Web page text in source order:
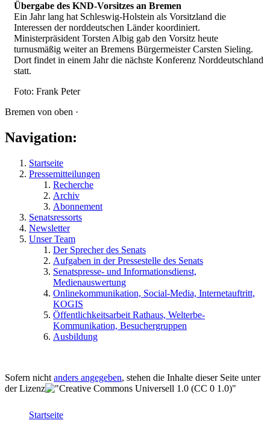
Übergabe des KND-Vorsitzes an Bremen
Ein Jahr lang hat Schleswig-Holstein als Vorsitzland die
Interessen der norddeutschen Länder koordiniert.
Ministerpräsident Torsten Albig gab den Vorsitz heute
turnusmäßig weiter an Bremens Bürgermeister Carsten Sieling.
Dort findet in einem Jahr die nächste Konferenz Norddeutschland
statt.
Foto: Frank Peter
Bremen von oben ·
Navigation:
Startseite
Pressemitteilungen
Recherche
Archiv
Abonnement
Senatsressorts
Newsletter
Unser Team
Der Sprecher des Senats
Aufgaben in der Pressestelle des Senats
Senatspresse- und Informationsdienst,
Medienauswertung
Onlinekommunikation, Social-Media, Internetauftritt,
KOGIS
Öffentlichkeitsarbeit Rathaus, Welterbe-
Kommunikation, Besuchergruppen
Ausbildung
Sofern nicht anders angegeben, stehen die Inhalte dieser Seite unter
der Lizenz
Startseite